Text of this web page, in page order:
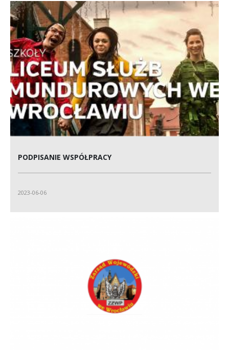
PODPISANIE WSPÓŁPRACY
2023-06-06